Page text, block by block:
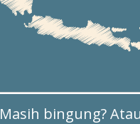
Masih bingung?